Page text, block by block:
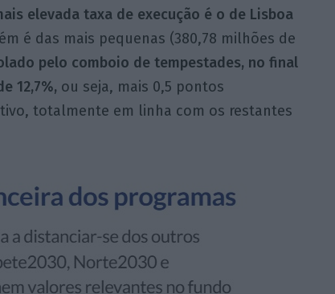
elevada taxa de execução é o de Lisboa
é das mais pequenas (380,78 milhões de
pelo comboio de tempestades, no final
12,7%, ou seja, mais 0,5 pontos
totalmente em linha com os restantes